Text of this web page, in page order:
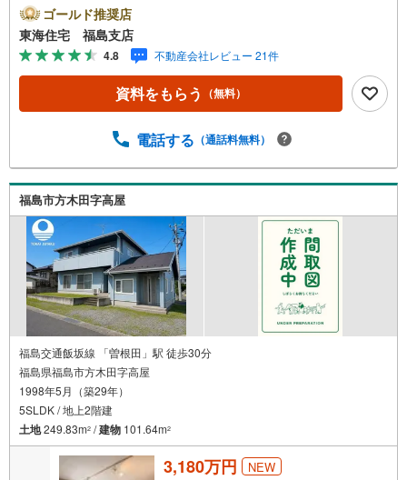
実です 【東海住宅って？】●福島市に事務所を開設し30
年！豊富な物件情報でお客様をお迎えいたします！【ロー
ンの相談無料！】●「住宅ローン通るかな？」様々なお悩み
ございませんか？●お客様をサポートしながら代行で無料審
査いたします！●秘密厳守、無理な営業も致しません。＼ラ
イフプランシュミレーション無料受付中！/人気です ●「ロ
を見直したい！」●審査・購入前に安心 プロが資金・生活
大歓迎 】●キッズスペースやベビーベッドを完備（オムツ
あります）●女性スタッフがお子様が飽きてしまわないよう
お手伝いいたします ●ご家族おそろいでぜひご来店くださ
い！
ゴールド推奨店
東海住宅 福島支店
4.8 不動産会社レビュー 21件
資料をもらう （無料）
電話する （通話料無料）
福島市方木田字高屋
福島交通飯坂線 「曽根田」駅 徒歩30分
福島県福島市方木田字高屋
1998年5月（築29年）
5SLDK / 地上2階建
土地249.83m2 /建物 101.64m2
3,180万円 NEW